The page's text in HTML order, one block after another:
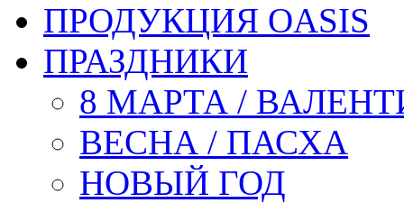
ПРОДУКЦИЯ OASIS
ПРАЗДНИКИ
8 МАРТА /
ВЕСНА / ПАСХА
НОВЫЙ ГОД